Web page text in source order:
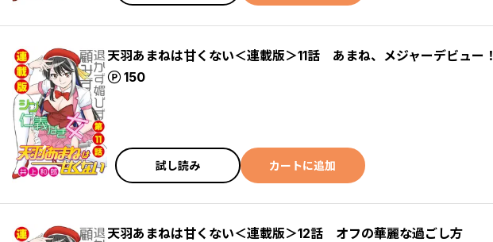
天羽あまねは甘くない＜連載版＞11話 あまね、メジャーデビュー！
150
ポイント
試し読み カートに追加
天羽あまねは甘くない＜連載版＞12話 オフの華麗な過ごし方